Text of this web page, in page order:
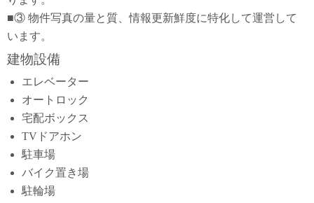
■③ 物件写真の量と質、情報更新鮮度に特化して運営して
います。
建物設備
エレベーター
オートロック
宅配ボックス
TVドアホン
駐車場
バイク置き場
駐輪場